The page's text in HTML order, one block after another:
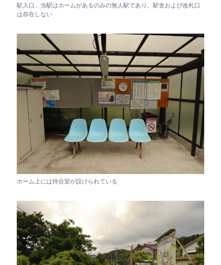
駅入口、当駅はホームがあるのみの無人駅であり、駅舎および改札口
は存在しない
ホーム上には待合室が設けられている